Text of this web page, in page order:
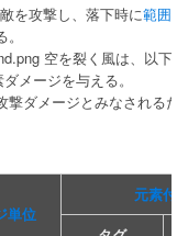
を攻撃し、落下時に範囲
空を裂く風は、以
メージを与える。
撃ダメージとみなされる
単位
元素